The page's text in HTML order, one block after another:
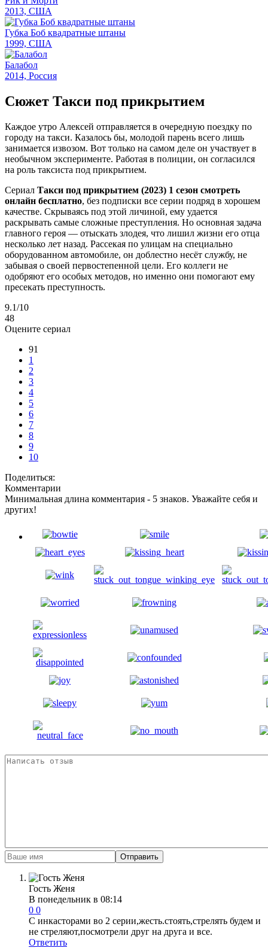
2013, США
Губка Боб квадратные штаны
1999, США
Балабол
2014, Россия
Сюжет Такси под прикрытием
Каждое утро Алексей отправляется в очередную поездку по
городу на такси. Казалось бы, молодой парень всего лишь
занимается извозом. Вот только на самом деле он участвует в
необычном эксперименте. Работая в полиции, он согласился
на роль таксиста под прикрытием.
Сериал Такси под прикрытием (2023) 1 сезон смотреть
онлайн бесплатно, без подписки все серии подряд в хорошем
качестве. Скрываясь под этой личиной, ему удается
раскрывать самые сложные преступления. Но основная задача
главного героя — отыскать злодея, что лишил жизни его отца
несколько лет назад. Рассекая по улицам на специально
оборудованном автомобиле, он доблестно несёт службу, не
забывая о своей первостепенной цели. Его коллеги не
одобряют его особых методов, но именно они помогают ему
пресекать преступность.
9.1/10
48
Оцените сериал
91
1
2
3
4
5
6
7
8
9
10
Поделиться:
Комментарии
Минимальная длина комментария - 5 знаков. Уважайте себя и
других!
Отправить
Гость Женя
В понедельник в 08:14
0 0
С инкасторами во 2 серии,жесть.стоять,стрелять будем и
не стреляют,посмотрели друг на друга и все.
Ответить